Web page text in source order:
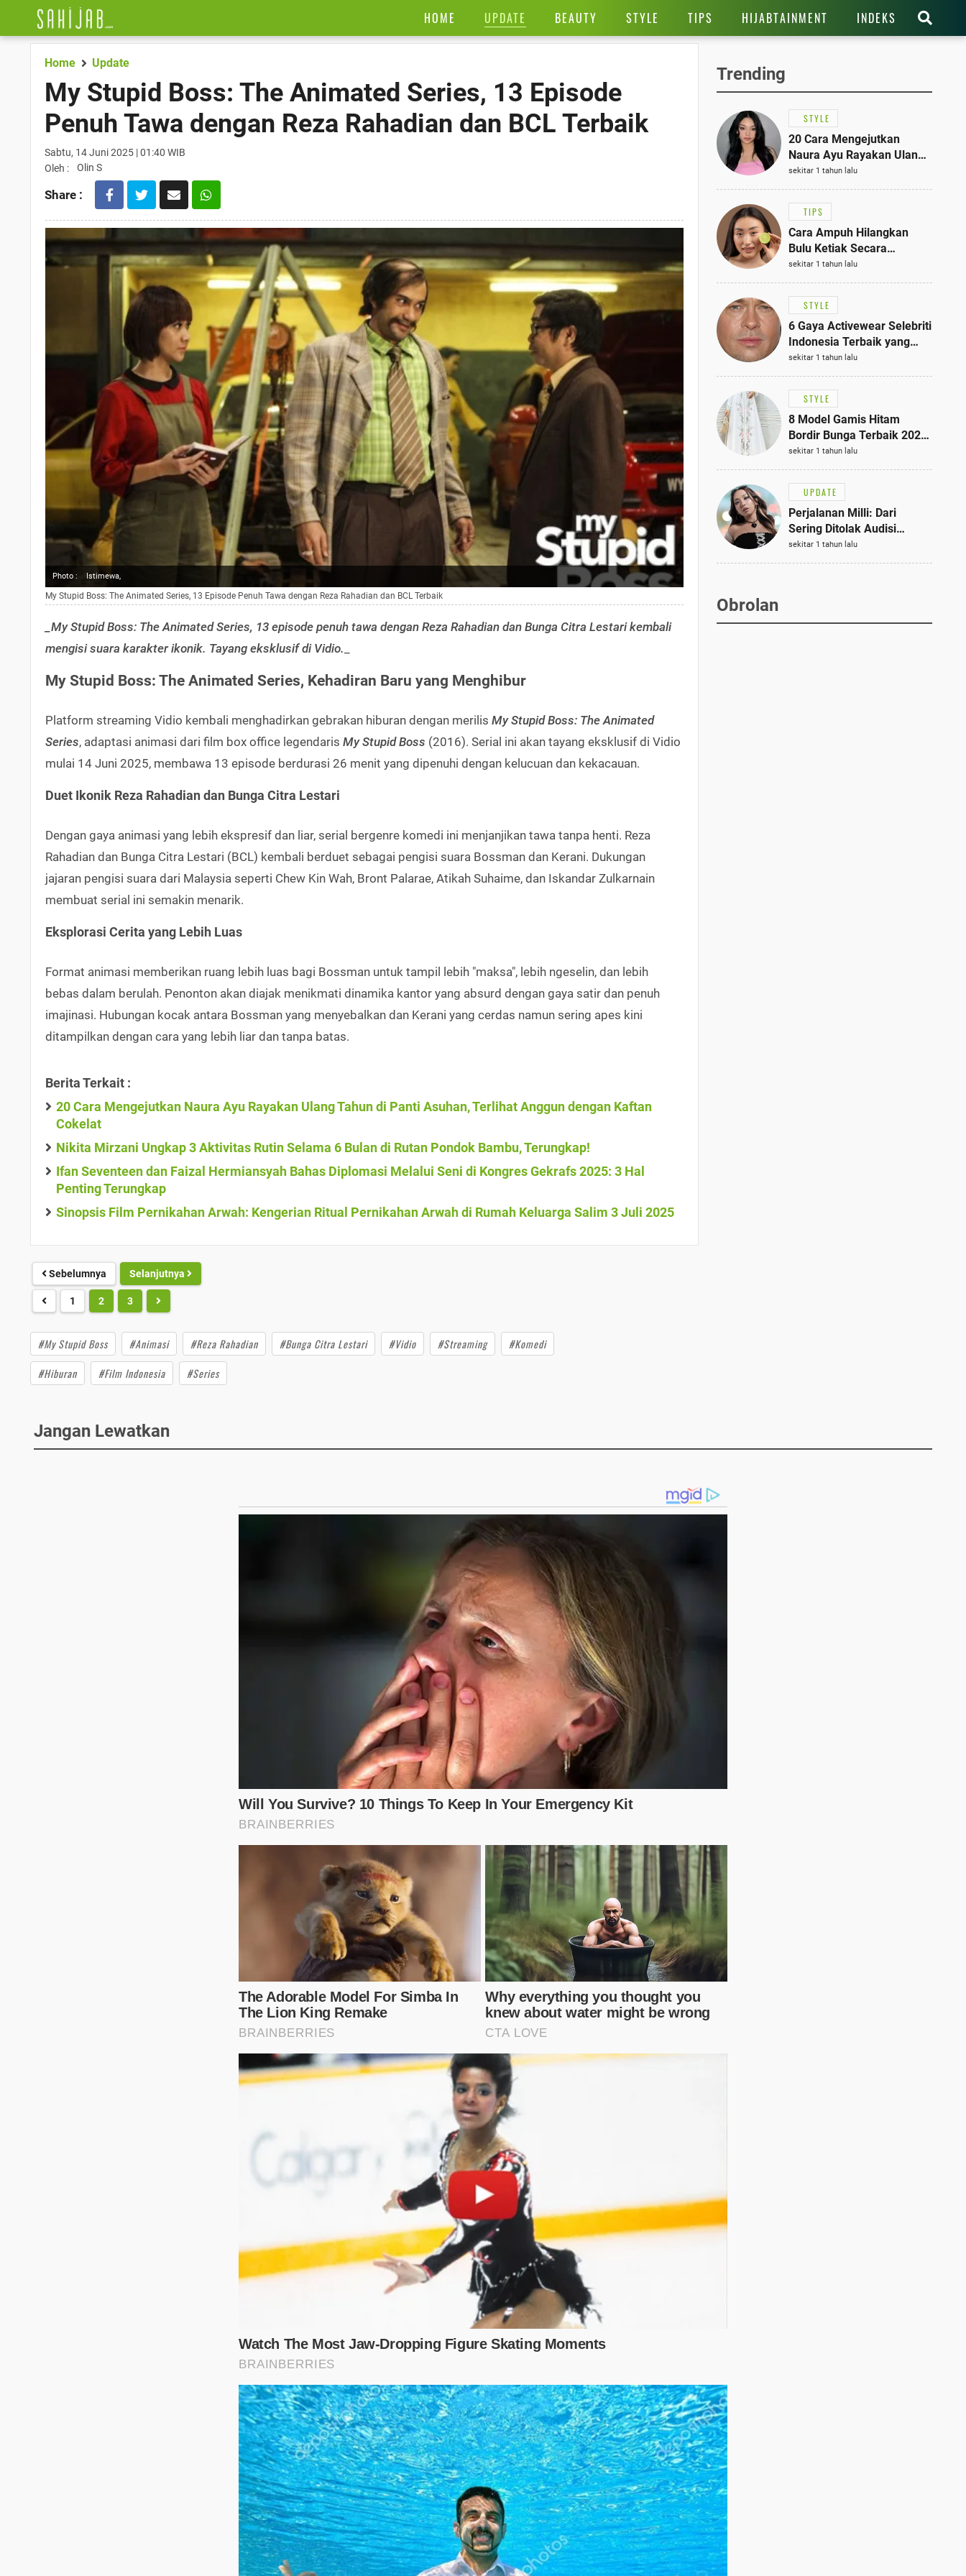
HOME UPDATE BEAUTY STYLE TIPS HIJABTAINMENT INDEKS
Home Update
My Stupid Boss: The Animated Series, 13 Episode
Penuh Tawa dengan Reza Rahadian dan BCL Terbaik
Sabtu, 14 Juni 2025 | 01:40 WIB
Oleh :
Olin S
Share :
Photo : Istimewa,
My Stupid Boss: The Animated Series, 13 Episode Penuh Tawa dengan Reza Rahadian dan BCL Terbaik
_My Stupid Boss: The Animated Series, 13 episode penuh tawa dengan Reza Rahadian dan Bunga Citra Lestari kembali
mengisi suara karakter ikonik. Tayang eksklusif di Vidio.
My Stupid Boss: The Animated Series, Kehadiran Baru yang Menghibur
Platform streaming Vidio kembali menghadirkan gebrakan hiburan dengan merilis My Stupid Boss: The Animated
Series, adaptasi animasi dari film box office legendaris My Stupid Boss (2016). Serial ini akan tayang eksklusif di Vidio
mulai 14 Juni 2025, membawa 13 episode berdurasi 26 menit yang dipenuhi dengan kelucuan dan kekacauan.
Duet Ikonik Reza Rahadian dan Bunga Citra Lestari
Dengan gaya animasi yang lebih ekspresif dan liar, serial bergenre komedi ini menjanjikan tawa tanpa henti. Reza
Rahadian dan Bunga Citra Lestari (BCL) kembali berduet sebagai pengisi suara Bossman dan Kerani. Dukungan
jajaran pengisi suara dari Malaysia seperti Chew Kin Wah, Bront Palarae, Atikah Suhaime, dan Iskandar Zulkarnain
membuat serial ini semakin menarik.
Eksplorasi Cerita yang Lebih Luas
Format animasi memberikan ruang lebih luas bagi Bossman untuk tampil lebih "maksa", lebih ngeselin, dan lebih
bebas dalam berulah. Penonton akan diajak menikmati dinamika kantor yang absurd dengan gaya satir dan penuh
imajinasi. Hubungan kocak antara Bossman yang menyebalkan dan Kerani yang cerdas namun sering apes kini
ditampilkan dengan cara yang lebih liar dan tanpa batas.
Berita Terkait :
20 Cara Mengejutkan Naura Ayu Rayakan Ulang Tahun di Panti Asuhan, Terlihat Anggun dengan Kaftan
Cokelat
Nikita Mirzani Ungkap 3 Aktivitas Rutin Selama 6 Bulan di Rutan Pondok Bambu, Terungkap!
Ifan Seventeen dan Faizal Hermiansyah Bahas Diplomasi Melalui Seni di Kongres Gekrafs 2025: 3 Hal
Penting Terungkap
Sinopsis Film Pernikahan Arwah: Kengerian Ritual Pernikahan Arwah di Rumah Keluarga Salim 3 Juli 2025
Sebelumnya Selanjutnya
1 2 3
#My Stupid Boss #Animasi #Reza Rahadian #Bunga Citra Lestari #Vidio #Streaming
#Komedi
#Hiburan
#Film Indonesia #Series
Trending
STYLE
20 Cara Mengejutkan
Naura Ayu Rayakan Ulang
Tahun di Panti Asuhan,
Terlihat Anggun dengan
Kaftan Cokelat
sekitar 1 tahun lalu
TIPS
Cara Ampuh Hilangkan
Bulu Ketiak Secara
Permanen dalam 5
Langkah Sederhana
sekitar 1 tahun lalu
STYLE
6 Gaya Activewear Selebriti
Indonesia Terbaik yang
Bisa Jadi Inspirasi
Fashionmu
sekitar 1 tahun lalu
STYLE
8 Model Gamis Hitam
Bordir Bunga Terbaik 2025,
Stylish untuk Hangout
hingga Acara Semi-Formal
sekitar 1 tahun lalu
UPDATE
Perjalanan Milli: Dari
Sering Ditolak Audisi
hingga Menjadi Rapper Top
10 Thailand
sekitar 1 tahun lalu
Obrolan
Jangan Lewatkan